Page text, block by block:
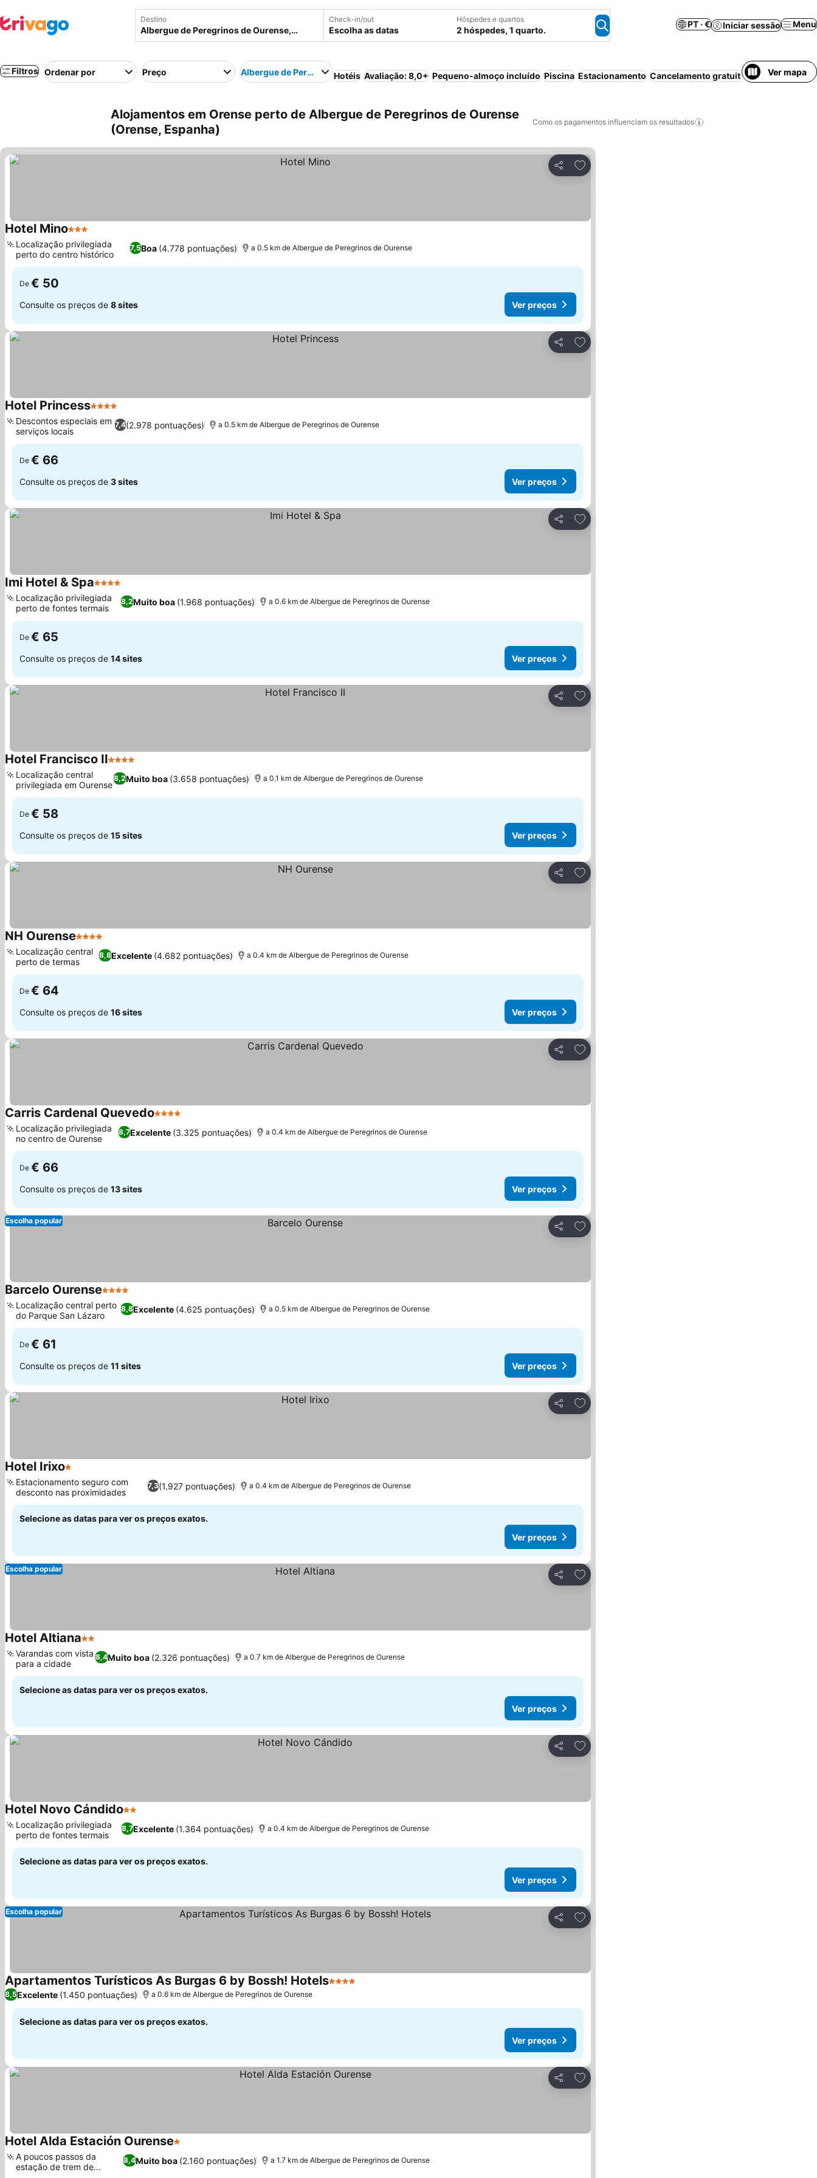
Destino Check-in/out
Escolha as datas
Hóspedes e quartos
2 hóspedes, 1 quarto.
PT · € Iniciar sessão Menu
Filtros Ordenar por Preço Albergue de Peregrinos de Ourense
Hotéis Avaliação: 8,0+ Pequeno-almoço incluído Piscina Estacionamento Cancelamento gratuito Aparthotel
Ver mapa
Alojamentos em Orense perto de Albergue de Peregrinos de Ourense
(Orense, Espanha)
Como os pagamentos influenciam os resultados
Partilhar
Adicionar aos favoritos
Hotel Mino3 Estrelas
7,5Boa (4.778 pontuações)
Localização privilegiada
perto do centro histórico
a 0.5 km de Albergue de Peregrinos de Ourense
De € 50
Consulte os preços de 8 sites Ver preços
Partilhar
Adicionar aos favoritos
Hotel Princess4 Estrelas
7,4(2.978 pontuações)
Descontos especiais em
serviços locais
a 0.5 km de Albergue de Peregrinos de Ourense
De € 66
Consulte os preços de 3 sites Ver preços
Partilhar
Adicionar aos favoritos
Imi Hotel & Spa4 Estrelas
8,2Muito boa (1.968 pontuações)
Localização privilegiada
perto de fontes termais
a 0.6 km de Albergue de Peregrinos de Ourense
De € 65
Consulte os preços de 14 sites Ver preços
Partilhar
Adicionar aos favoritos
Hotel Francisco II4 Estrelas
8,2Muito boa (3.658 pontuações)
Localização central
privilegiada em Ourense
a 0.1 km de Albergue de Peregrinos de Ourense
De € 58
Consulte os preços de 15 sites Ver preços
Partilhar
Adicionar aos favoritos
NH Ourense4 Estrelas
8,8Excelente (4.682 pontuações)
Localização central
perto de termas
a 0.4 km de Albergue de Peregrinos de Ourense
De € 64
Consulte os preços de 16 sites Ver preços
Partilhar
Adicionar aos favoritos
Carris Cardenal Quevedo4 Estrelas
8,7Excelente (3.325 pontuações)
Localização privilegiada
no centro de Ourense
a 0.4 km de Albergue de Peregrinos de Ourense
De € 66
Consulte os preços de 13 sites Ver preços
Partilhar
Adicionar aos favoritos
Escolha popular
Barcelo Ourense4 Estrelas
8,8Excelente (4.625 pontuações)
Localização central perto
do Parque San Lázaro
a 0.5 km de Albergue de Peregrinos de Ourense
De € 61
Consulte os preços de 11 sites Ver preços
Partilhar
Adicionar aos favoritos
Hotel Irixo1 Estrelas
7,3(1.927 pontuações)
Estacionamento seguro com
desconto nas proximidades
a 0.4 km de Albergue de Peregrinos de Ourense
Selecione as datas para ver os preços exatos.
Ver preços
Partilhar
Adicionar aos favoritos
Escolha popular
Hotel Altiana2 Estrelas
8,4Muito boa (2.326 pontuações)
Varandas com vista
para a cidade
a 0.7 km de Albergue de Peregrinos de Ourense
Selecione as datas para ver os preços exatos.
Ver preços
Partilhar
Adicionar aos favoritos
Hotel Novo Cándido2 Estrelas
8,7Excelente (1.364 pontuações)
Localização privilegiada
perto de fontes termais
a 0.4 km de Albergue de Peregrinos de Ourense
Selecione as datas para ver os preços exatos.
Ver preços
Partilhar
Adicionar aos favoritos
Escolha popular
Apartamentos Turísticos As Burgas 6 by Bossh! Hotels4 Estrelas
8,5Excelente (1.450 pontuações) a 0.6 km de Albergue de Peregrinos de Ourense
Selecione as datas para ver os preços exatos.
Ver preços
Partilhar
Adicionar aos favoritos
Hotel Alda Estación Ourense1 Estrelas
8,4Muito boa (2.160 pontuações)
A poucos passos da
estação de trem de
a 1.7 km de Albergue de Peregrinos de Ourense